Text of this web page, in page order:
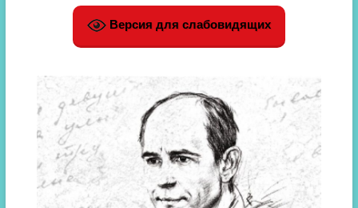
Версия для слабовидящих